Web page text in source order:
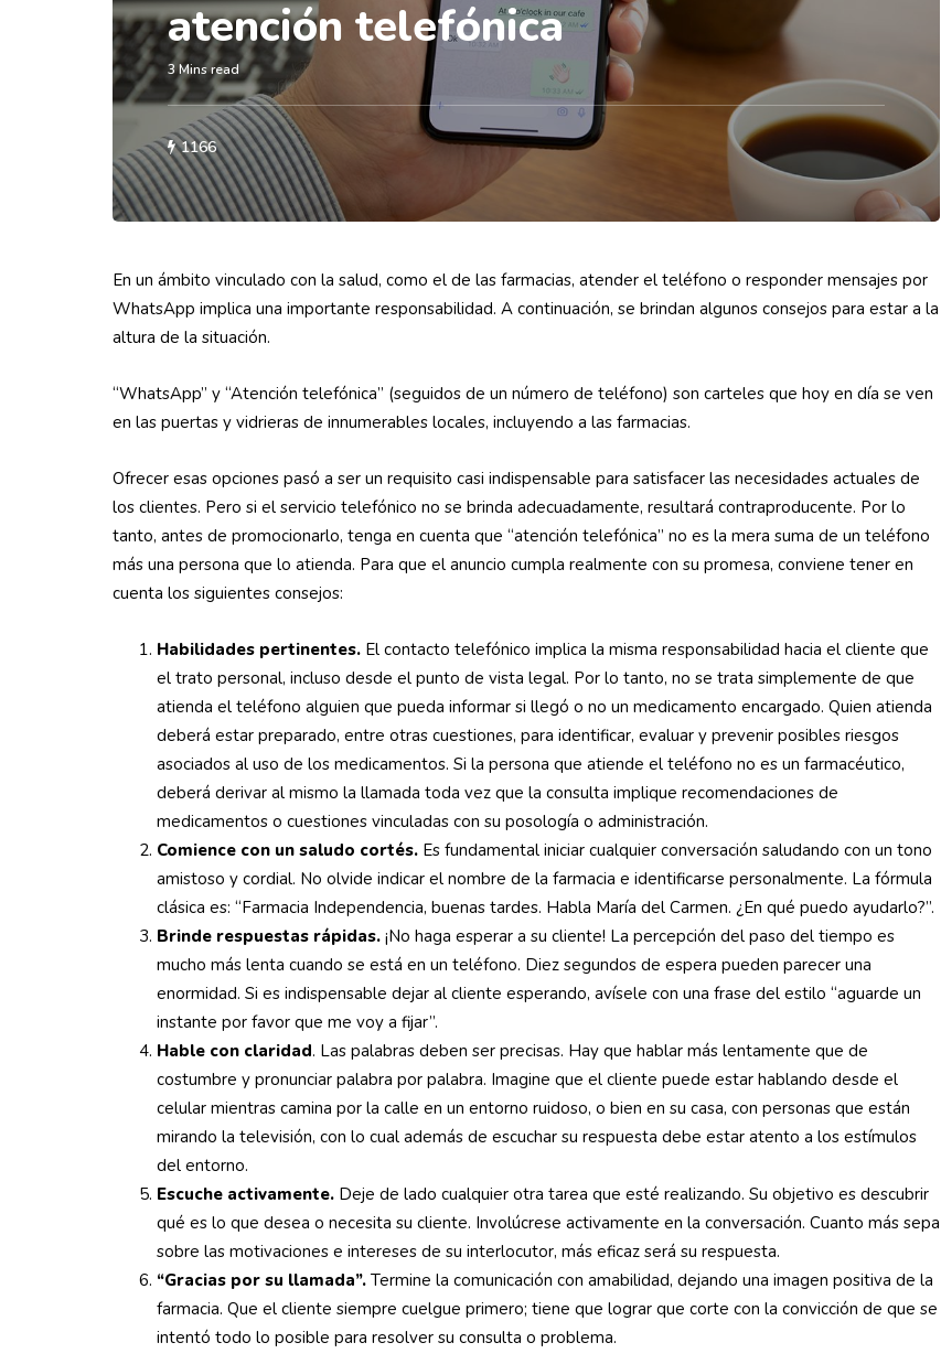
atención telefónica
3 Mins read
1166
En un ámbito vinculado con la salud, como el de las farmacias, atender el teléfono o responder mensajes por
WhatsApp implica una importante responsabilidad. A continuación, se brindan algunos consejos para estar a la
altura de la situación.
“WhatsApp” y “Atención telefónica” (seguidos de un número de teléfono) son carteles que hoy en día se ven
en las puertas y vidrieras de innumerables locales, incluyendo a las farmacias.
Ofrecer esas opciones pasó a ser un requisito casi indispensable para satisfacer las necesidades actuales de
los clientes. Pero si el servicio telefónico no se brinda adecuadamente, resultará contraproducente. Por lo
tanto, antes de promocionarlo, tenga en cuenta que “atención telefónica” no es la mera suma de un teléfono
más una persona que lo atienda. Para que el anuncio cumpla realmente con su promesa, conviene tener en
cuenta los siguientes consejos:
Habilidades pertinentes. El contacto telefónico implica la misma responsabilidad hacia el cliente que
el trato personal, incluso desde el punto de vista legal. Por lo tanto, no se trata simplemente de que
atienda el teléfono alguien que pueda informar si llegó o no un medicamento encargado. Quien atienda
deberá estar preparado, entre otras cuestiones, para identificar, evaluar y prevenir posibles riesgos
asociados al uso de los medicamentos. Si la persona que atiende el teléfono no es un farmacéutico,
deberá derivar al mismo la llamada toda vez que la consulta implique recomendaciones de
medicamentos o cuestiones vinculadas con su posología o administración.
Comience con un saludo cortés. Es fundamental iniciar cualquier conversación saludando con un tono
amistoso y cordial. No olvide indicar el nombre de la farmacia e identificarse personalmente. La fórmula
clásica es: “Farmacia Independencia, buenas tardes. Habla María del Carmen. ¿En qué puedo ayudarlo?”.
Brinde respuestas rápidas. ¡No haga esperar a su cliente! La percepción del paso del tiempo es
mucho más lenta cuando se está en un teléfono. Diez segundos de espera pueden parecer una
enormidad. Si es indispensable dejar al cliente esperando, avísele con una frase del estilo “aguarde un
instante por favor que me voy a fijar”.
Hable con claridad. Las palabras deben ser precisas. Hay que hablar más lentamente que de
costumbre y pronunciar palabra por palabra. Imagine que el cliente puede estar hablando desde el
celular mientras camina por la calle en un entorno ruidoso, o bien en su casa, con personas que están
mirando la televisión, con lo cual además de escuchar su respuesta debe estar atento a los estímulos
del entorno.
Escuche activamente. Deje de lado cualquier otra tarea que esté realizando. Su objetivo es descubrir
qué es lo que desea o necesita su cliente. Involúcrese activamente en la conversación. Cuanto más sepa
sobre las motivaciones e intereses de su interlocutor, más eficaz será su respuesta.
“Gracias por su llamada”. Termine la comunicación con amabilidad, dejando una imagen positiva de la
farmacia. Que el cliente siempre cuelgue primero; tiene que lograr que corte con la convicción de que se
intentó todo lo posible para resolver su consulta o problema.